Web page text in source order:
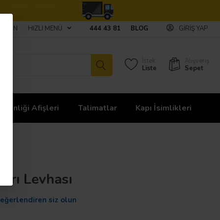
HIZLI MENÜ 444 43 81 BLOG GIRIŞ YAP
İstek
Liste
Alışveriş
Sepet
Afişleri Talimatlar Kapı İsimlikleri
Levhası
siz olun